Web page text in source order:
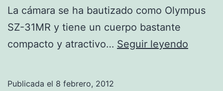
La cámara se ha bautizado como Olympus
SZ-31MR y tiene un cuerpo bastante
compacto y atractivo… Seguir leyendo
Publicada el 8 febrero, 2012